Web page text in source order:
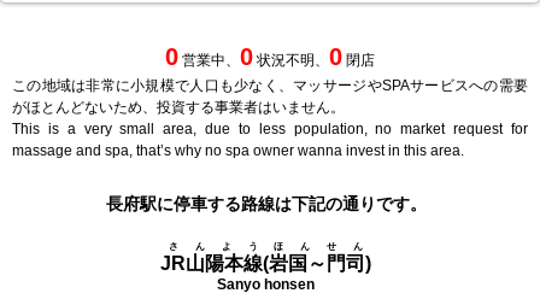
0 営業中、 0 状況不明、 0 閉店
この地域は非常に小規模で人口も少なく、マッサージやSPAサービスへの需要
がほとんどないため、投資する事業者はいません。
This is a very small area, due to less population, no market request for
massage and spa, that’s why no spa owner wanna invest in this area.
長府駅に停車する路線は下記の通りです。
JR山陽本線(岩国～門司)
さんようほんせん
Sanyo honsen